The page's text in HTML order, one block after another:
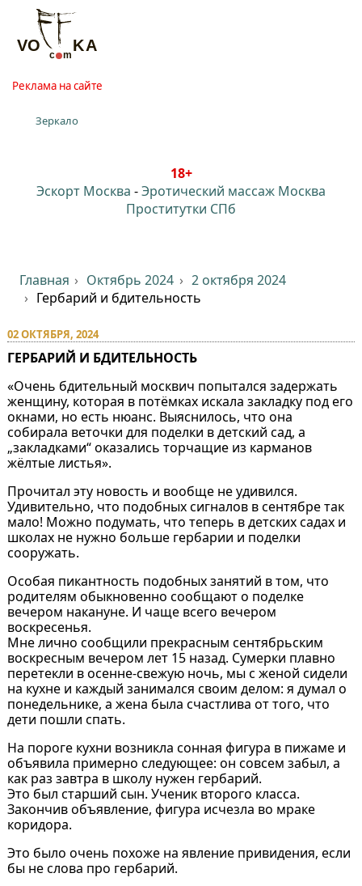
Реклама на сайте
Зеркало
18+
Эскорт Москва -Эротический массаж Москва
Проститутки СПб
Главная Октябрь 2024
2 октября 2024
Гербарий и бдительность
02 ОКТЯБРЯ, 2024
ГЕРБАРИЙ И БДИТЕЛЬНОСТЬ
«Очень бдительный москвич попытался задержать
женщину, которая в потёмках искала закладку под его
окнами, но есть нюанс. Выяснилось, что она
собирала веточки для поделки в детский сад, а
„закладками“ оказались торчащие из карманов
жёлтые листья».
Прочитал эту новость и вообще не удивился.
Удивительно, что подобных сигналов в сентябре так
мало! Можно подумать, что теперь в детских садах и
школах не нужно больше гербарии и поделки
сооружать.
Особая пикантность подобных занятий в том, что
родителям обыкновенно сообщают о поделке
вечером накануне. И чаще всего вечером
воскресенья.
Мне лично сообщили прекрасным сентябрьским
воскресным вечером лет 15 назад. Сумерки плавно
перетекли в осенне-свежую ночь, мы с женой сидели
на кухне и каждый занимался своим делом: я думал о
понедельнике, а жена была счастлива от того, что
дети пошли спать.
На пороге кухни возникла сонная фигура в пижаме и
объявила примерно следующее: он совсем забыл, а
как раз завтра в школу нужен гербарий.
Это был старший сын. Ученик второго класса.
Закончив объявление, фигура исчезла во мраке
коридора.
Это было очень похоже на явление привидения, если
бы не слова про гербарий.